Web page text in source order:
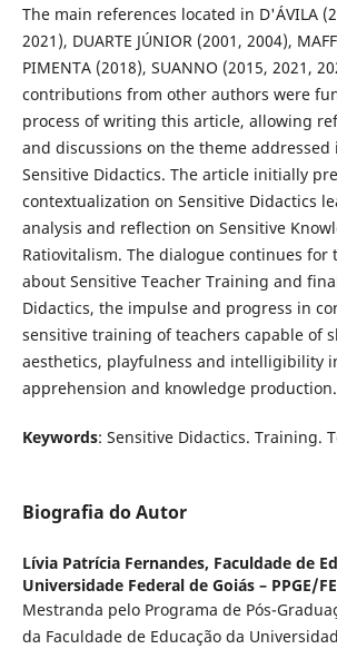
The main references located in D'ÁVILA
2021), DUARTE JÚNIOR (2001, 2004),
PIMENTA (2018), SUANNO (2015, 2021,
contributions from other authors were
process of writing this article, allowing
and discussions on the theme
Sensitive Didactics. The article initially
contextualization on Sensitive Didactics
analysis and reflection on Sensitive
Ratiovitalism. The dialogue continues for
about Sensitive Teacher Training and
Didactics, the impulse and progress in
sensitive training of teachers capable of
aesthetics, playfulness and intelligibility
apprehension and knowledge production.
Keywords: Sensitive Didactics. Training.
Biografia do Autor
Lívia Patrícia Fernandes, Faculdade de
Universidade Federal de Goiás – PPGE/
Mestranda pelo Programa de Pós-
da Faculdade de Educação da